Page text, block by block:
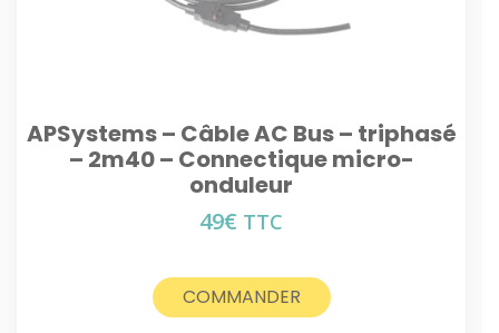
APSystems – Câble AC Bus – triphasé
– 2m40 – Connectique micro-
onduleur
49€ TTC
COMMANDER